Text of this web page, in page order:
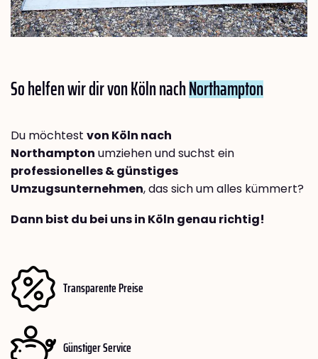
So helfen wir dir von Köln nachNorthampton
Du möchtest von Köln nach
Northampton umziehen und suchst ein
professionelles & günstiges
Umzugsunternehmen, das sich um alles kümmert?
Dann bist du bei uns in Köln genau richtig!
Transparente Preise
Günstiger Service